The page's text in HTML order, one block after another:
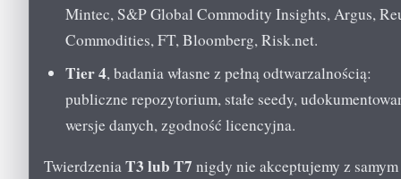
Mintec, S&P Global Commodity Insights, Argus,
Commodities, FT, Bloomberg, Risk.net.
Tier 4, badania własne z pełną odtwarzalnością:
publiczne repozytorium, stałe seedy,
wersje danych, zgodność licencyjna.
TwierdzeniaT3 lub T7 nigdy nie akceptujemy z